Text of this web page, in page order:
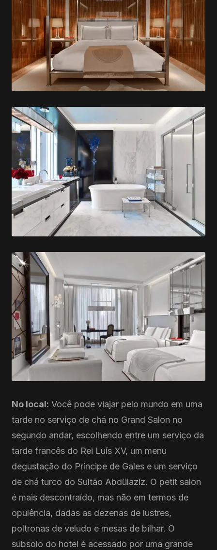
No local: Você pode viajar pelo mundo em uma
tarde no serviço de chá no Grand Salon no
segundo andar, escolhendo entre um serviço da
tarde francês do Rei Luís XV, um menu
degustação do Príncipe de Gales e um serviço
de chá turco do Sultão Abdülaziz. O petit salon
é mais descontraído, mas não em termos de
opulência, dadas as dezenas de lustres,
poltronas de veludo e mesas de bilhar. O
subsolo do hotel é acessado ​​por uma grande